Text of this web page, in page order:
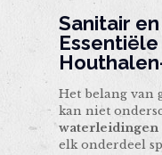
Sanitair
Het belang van
kan niet
waterleidingen
elk onderdeel